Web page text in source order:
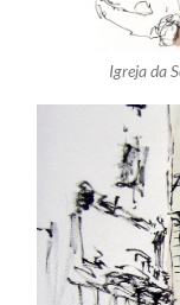
Igreja da